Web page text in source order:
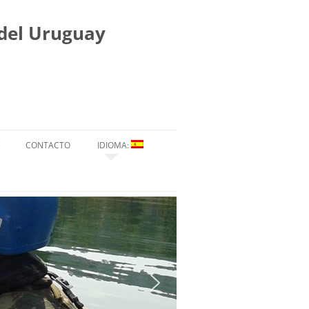
Uruguay
CONTACTO IDIOMA:
ENGLISH